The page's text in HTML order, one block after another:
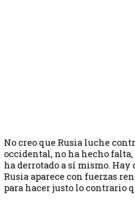
No creo que Rusia luche
occidental, no ha hecho
ha derrotado a sí mismo. Hay
Rusia aparece con fuerzas
para hacer justo lo contrario